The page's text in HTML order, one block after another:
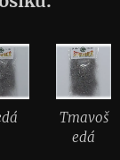
Tmavoš
edá